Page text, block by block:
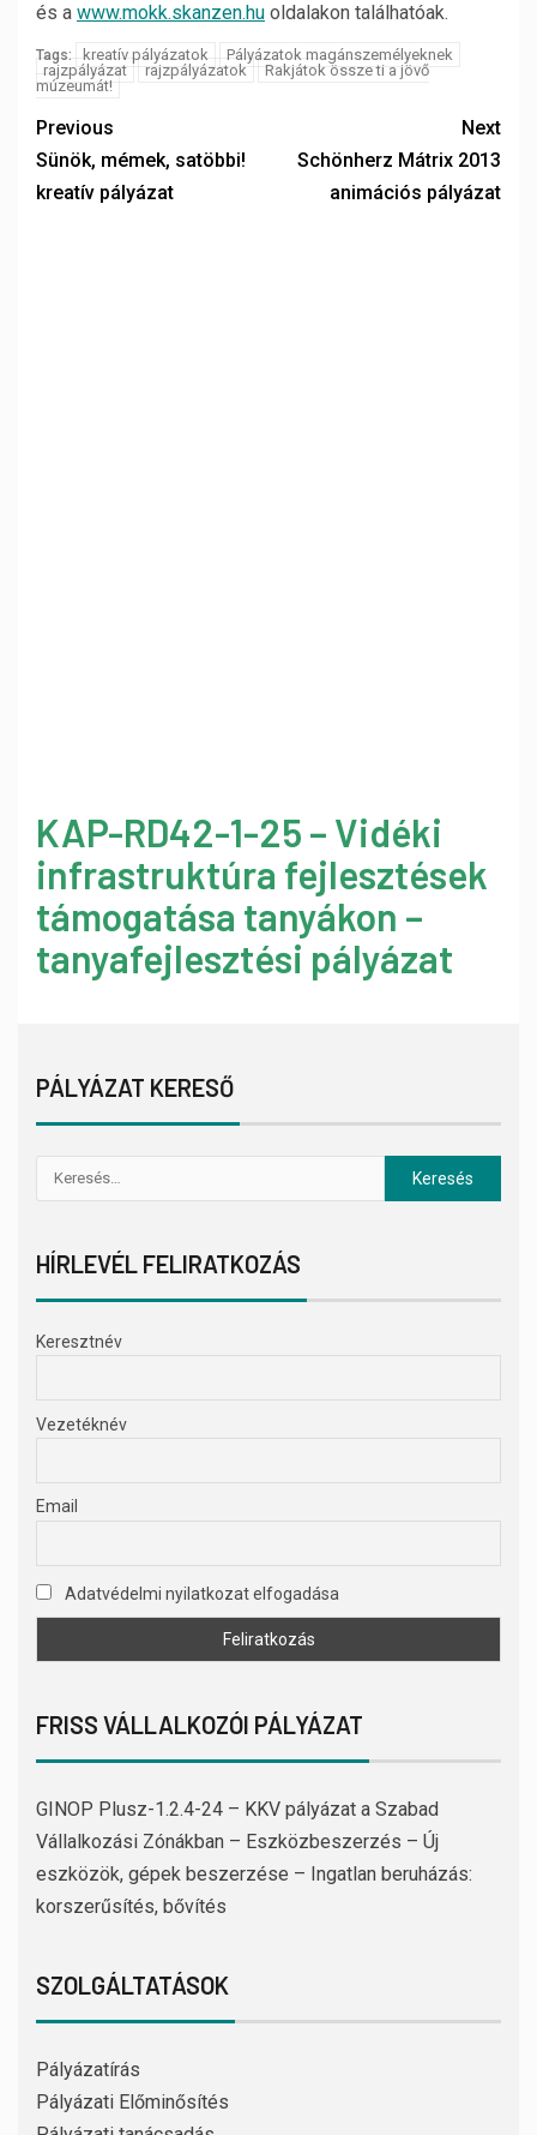
és a www.mokk.skanzen.hu oldalakon találhatóak.
Tags: kreatív pályázatok
Pályázatok magánszemélyeknek
rajzpályázat
rajzpályázatok
Rakjátok össze ti a jövő
múzeumát!
Previous
Sünök, mémek, satöbbi!
kreatív pályázat
Next
Schönherz Mátrix 2013
animációs pályázat
KAP-RD42-1-25 – Vidéki
infrastruktúra fejlesztések
támogatása tanyákon –
tanyafejlesztési pályázat
PÁLYÁZAT KERESŐ
HÍRLEVÉL FELIRATKOZÁS
Keresztnév
Vezetéknév
Email
Adatvédelmi nyilatkozat elfogadása
FRISS VÁLLALKOZÓI PÁLYÁZAT
GINOP Plusz-1.2.4-24 – KKV pályázat a Szabad
Vállalkozási Zónákban – Eszközbeszerzés – Új
eszközök, gépek beszerzése – Ingatlan beruházás:
korszerűsítés, bővítés
SZOLGÁLTATÁSOK
Pályázatírás
Pályázati Előminősítés